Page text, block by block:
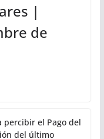
|
de
percibir el Pago del
del último